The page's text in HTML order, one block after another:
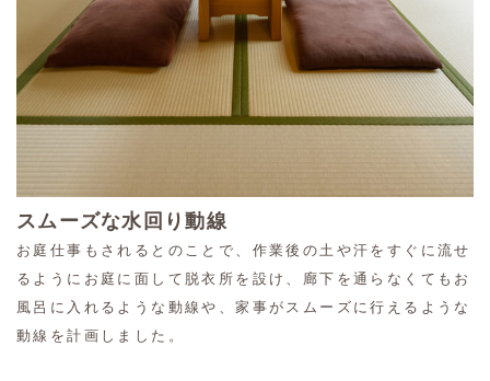
カウンター収納
洋室
WIC
スムーズな水回り動線
お庭仕事もされるとのことで、作業後の土や汗をすぐに流せ
るようにお庭に面して脱衣所を設け、廊下を通らなくてもお
風呂に入れるような動線や、家事がスムーズに行えるような
動線を計画しました。